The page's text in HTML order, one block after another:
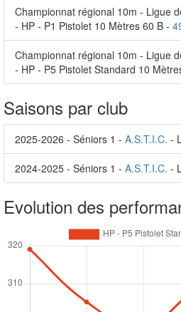
Championnat régional 10m - Ligue
- HP - P1 Pistolet 10 Mètres 60 B -
Championnat régional 10m - Ligue
- HP - P5 Pistolet Standard 10
Saisons par club
2025-2026 - Séniors 1 - A.S.T.I.C. -
2024-2025 - Séniors 1 - A.S.T.I.C. -
Evolution des